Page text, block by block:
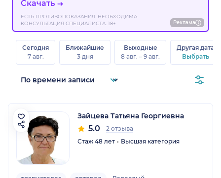
Скачать
ЕСТЬ ПРОТИВОПОКАЗАНИЯ. НЕОБХОДИМА
КОНСУЛЬТАЦИЯ СПЕЦИАЛИСТА. 18+
Реклама
Сегодня
7 авг.
Ближайшие
3 дня
Выходные
8 авг. – 9 авг.
Другая дата
Выбрать
Зайцева Татьяна Георгиевна
5.0
2 отзыва
Стаж 48 лет
Высшая категория